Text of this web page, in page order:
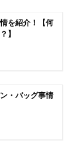
を紹介！【何
】
・バッグ事情